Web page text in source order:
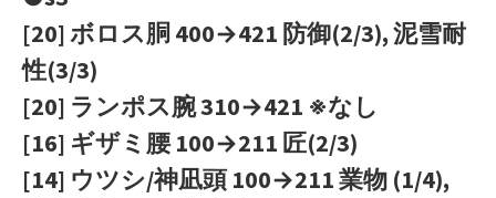
[20] ボロス胴 400→421 防御(2/3), 泥雪耐
性(3/3)
[20] ランポス腕 310→421 ※なし
[16] ギザミ腰 100→211 匠(2/3)
[14] ウツシ/神凪頭 100→211 業物 (1/4),